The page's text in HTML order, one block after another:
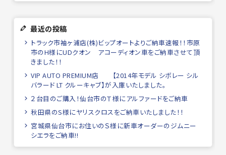
最近の投稿
トラック市袖ヶ浦店(株)ビップオートよりご納車速報！！市原
市のH様にUDクオン アコーディオン車をご納車させて頂
きました！！
VIP AUTO PREMIUM店 【2014年モデル シボレー シル
バラード LT クルーキャブ】が入庫いたしました。
２台目のご購入！仙台市のＴ様にアルファードをご納車
秋田県のS様にヤリスクロスをご納車いたしました！！
宮城県仙台市にお住いのＳ様に新車オーダーのジムニー
シエラをご納車!!